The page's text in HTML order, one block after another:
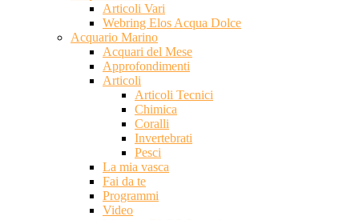
Articoli Vari
Webring Elos Acqua Dolce
Acquario Marino
Acquari del Mese
Approfondimenti
Articoli
Articoli Tecnici
Chimica
Coralli
Invertebrati
Pesci
La mia vasca
Fai da te
Programmi
Video